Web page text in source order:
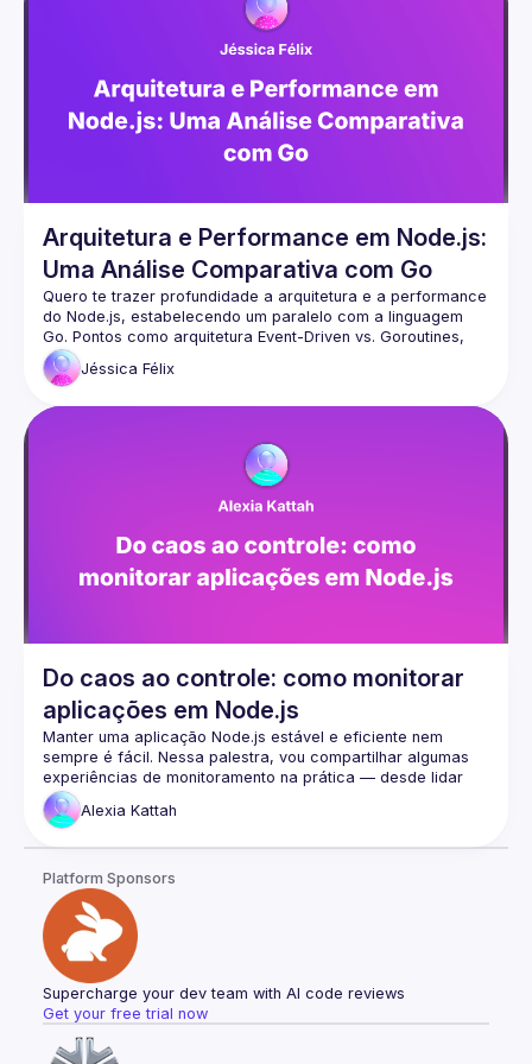
Arquitetura e Performance em Node.js:
Uma Análise Comparativa com Go
Quero te trazer profundidade a arquitetura e a performance
do Node.js, estabelecendo um paralelo com a linguagem
Go. Pontos como arquitetura Event-Driven vs. Goroutines,
gerenciamento de Múltiplas Conexões Simultâneas,
Jéssica Félix
Do caos ao controle: como monitorar
aplicações em Node.js
Manter uma aplicação Node.js estável e eficiente nem
sempre é fácil. Nessa palestra, vou compartilhar algumas
experiências de monitoramento na prática — desde lidar
com gargalos de performance até identificar falhas antes
que virem problemas grandes. Vamos explorar algumas
Alexia Kattah
Platform Sponsors
Supercharge your dev team with AI code reviews
Get your free trial now